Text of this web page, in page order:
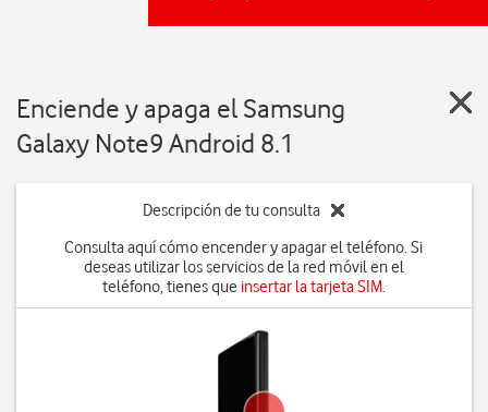
Enciende y apaga el Samsung
Galaxy Note9 Android 8.1
Descripción de tu consulta
Consulta aquí cómo encender y apagar el teléfono. Si
deseas utilizar los servicios de la red móvil en el
teléfono, tienes que insertar la tarjeta SIM.